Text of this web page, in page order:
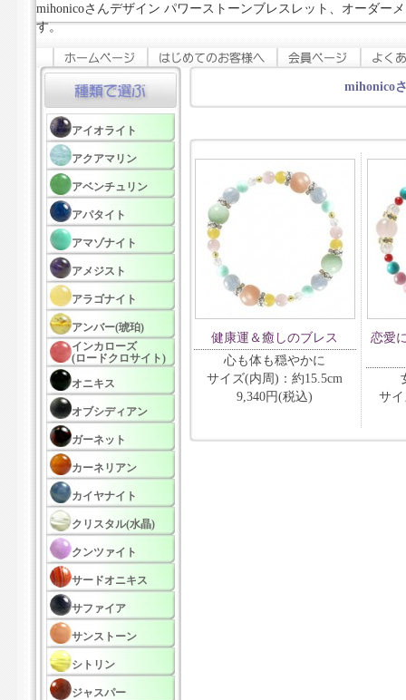
mihonicoさんデザイン パワーストーンブレスレット、オーダー
す。
アイオライト
アクアマリン
アベンチュリン
アパタイト
アマゾナイト
アメジスト
アラゴナイト
アンバー(琥珀)
インカローズ
(ロードクロサイト)
オニキス
オブシディアン
ガーネット
カーネリアン
カイヤナイト
クリスタル(水晶)
クンツァイト
サードオニキス
サファイア
サンストーン
シトリン
ジャスパー
mihonico
健康運＆癒しのブレス
心も体も穏やかに
サイズ(内周)：約15.5cm
9,340円(税込)
恋愛
サ